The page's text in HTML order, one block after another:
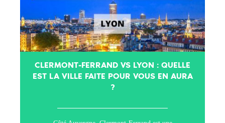
CLERMONT-FERRAND VS LYON : QUELLE
EST LA VILLE FAITE POUR VOUS EN AURA
?